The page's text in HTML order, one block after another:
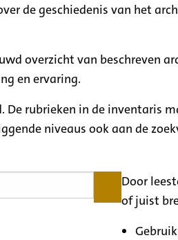
de geschiedenis van het
overzicht van beschreven
en ervaring.
rubrieken in de inventaris
niveaus ook aan de
Door
of juist